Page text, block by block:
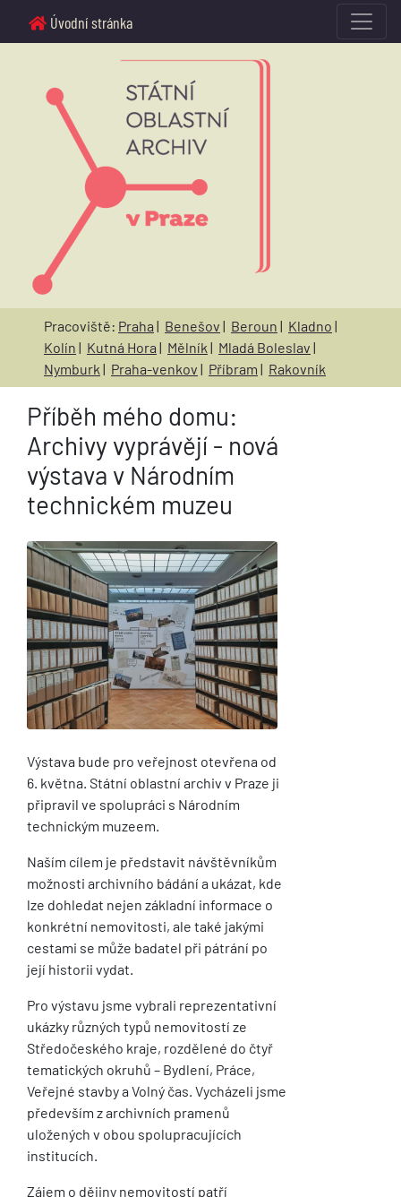
Úvodní stránka
Pracoviště: Praha | Benešov | Beroun | Kladno |
Kolín | Kutná Hora | Mělník | Mladá Boleslav |
Nymburk | Praha-venkov | Příbram | Rakovník
Příběh mého domu:
Archivy vyprávějí - nová
výstava v Národním
technickém muzeu
Výstava bude pro veřejnost otevřena od
6. května. Státní oblastní archiv v Praze ji
připravil ve spolupráci s Národním
technickým muzeem.
Naším cílem je představit návštěvníkům
možnosti archivního bádání a ukázat, kde
lze dohledat nejen základní informace o
konkrétní nemovitosti, ale také jakými
cestami se může badatel při pátrání po
její historii vydat.
Pro výstavu jsme vybrali reprezentativní
ukázky různých typů nemovitostí ze
Středočeského kraje, rozdělené do čtyř
tematických okruhů – Bydlení, Práce,
Veřejné stavby a Volný čas. Vycházeli jsme
především z archivních pramenů
uložených v obou spolupracujících
institucích.
Zájem o dějiny nemovitostí patří